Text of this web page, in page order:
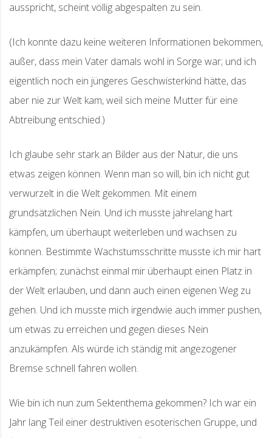
ausspricht, scheint völlig abgespalten zu sein.
(Ich konnte dazu keine weiteren Informationen bekommen,
außer, dass mein Vater damals wohl in Sorge war; und ich
eigentlich noch ein jüngeres Geschwisterkind hätte, das
aber nie zur Welt kam, weil sich meine Mutter für eine
Abtreibung entschied.)
Ich glaube sehr stark an Bilder aus der Natur, die uns
etwas zeigen können. Wenn man so will, bin ich nicht gut
verwurzelt in die Welt gekommen. Mit einem
grundsätzlichen Nein. Und ich musste jahrelang hart
kämpfen, um überhaupt weiterleben und wachsen zu
können. Bestimmte Wachstumsschritte musste ich mir hart
erkämpfen; zunächst einmal mir überhaupt einen Platz in
der Welt erlauben, und dann auch einen eigenen Weg zu
gehen. Und ich musste mich irgendwie auch immer pushen,
um etwas zu erreichen und gegen dieses Nein
anzukämpfen. Als würde ich ständig mit angezogener
Bremse schnell fahren wollen.
Wie bin ich nun zum Sektenthema gekommen? Ich war ein
Jahr lang Teil einer destruktiven esoterischen Gruppe, und